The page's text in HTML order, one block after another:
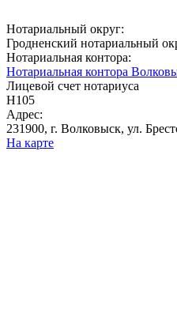
Нотариальный округ:
Гродненский нотариальный
Нотариальная контора:
Нотариальная контора
Лицевой счет нотариуса
Н105
Адрес:
231900, г. Волковыск, ул.
На карте